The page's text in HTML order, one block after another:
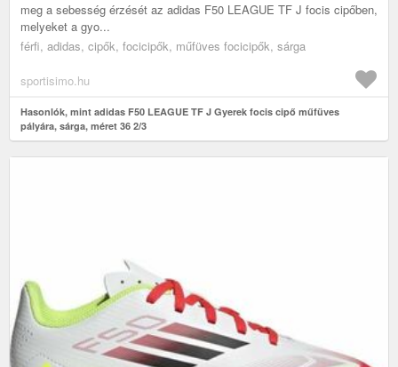
meg a sebesség érzését az adidas F50 LEAGUE TF J focis cipőben,
melyeket a gyo...
férfi, adidas, cipők, focicipők, műfüves focicipők, sárga
sportisimo.hu
Hasonlók, mint adidas F50 LEAGUE TF J Gyerek focis cipő műfüves
pályára, sárga, méret 36 2/3